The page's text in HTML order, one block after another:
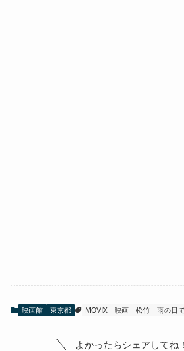
映画館 東京都 MOVIX 映画 松竹 雨の日
よかったらシェアしてね！